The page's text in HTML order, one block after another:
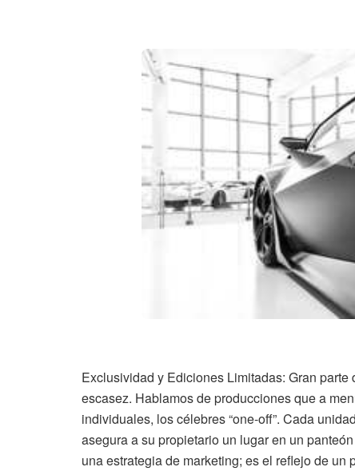
Exclusividad y Ediciones Limitadas: Gran
escasez. Hablamos de producciones que a
individuales, los célebres “one-off”. Cada
asegura a su propietario un lugar en un
una estrategia de marketing; es el reflejo de